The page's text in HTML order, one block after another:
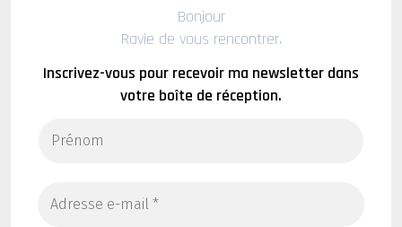
Bonjour
Ravie de vous rencontrer.
Inscrivez-vous pour recevoir ma newsletter dans
votre boîte de réception.